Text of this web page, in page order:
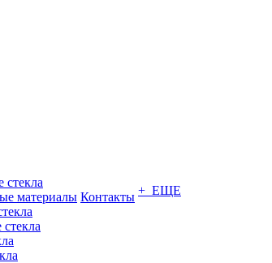
стекла
материалы Контакты + ЕЩЕ